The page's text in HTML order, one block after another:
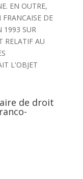
EN OUTRE,
DE
1993 SUR
RELATIF AU
L'OBJET
de droit